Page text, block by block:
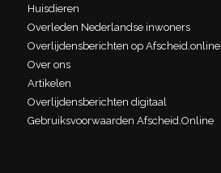
Huisdieren
Overleden Nederlandse inwoners
Overlijdensberichten op Afscheid.online
Over ons
Artikelen
Overlijdensberichten digitaal
Gebruiksvoorwaarden Afscheid.Online